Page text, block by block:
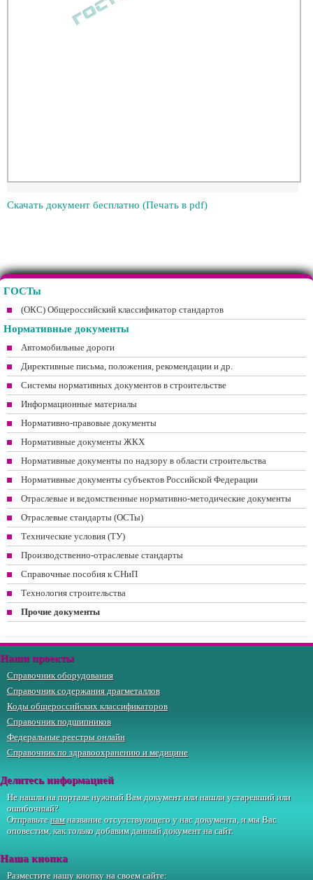
Скачать документ бесплатно (Печать в pdf)
ГОСТы
(ОКС) Общероссийский классификатор стандартов
Нормативные документы
Автомобильные дороги
Директивные письма, положения, рекомендации и др.
Системы нормативных документов в строительстве
Информационные материалы
Нормативно-правовые документы
Нормативные документы ЖКХ
Нормативные документы по надзору в области строительства
Нормативные документы субъектов Российской Федерации
Отраслевые и ведомственные нормативно-методические документы
Отраслевые стандарты (ОСТы)
Технические условия (ТУ)
Производственно-отраслевые стандарты
Справочные пособия к СНиП
Технология строительства
Прочие документы
Наши проекты
Справочник оборудования
Справочник содержания драгметаллов
Коды общероссийских классификаторов
Справочник подшипников
Федеральные реестры онлайн
Справочник по здравоохранению и медицине
Делитесь информацией
Не нашли на портале нужный Вам документ или нашли устаревший или
ошибочный?
Отправьтенамназвание отсутствующего у нас документа, и мы Вас
оповестим, как только добавим данный документ на сайт.
Наша кнопка
Разместите нашу кнопку на своем сайте: